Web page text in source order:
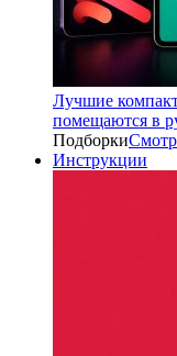
Лучшие
помещаются в
Подборки
Инструкции